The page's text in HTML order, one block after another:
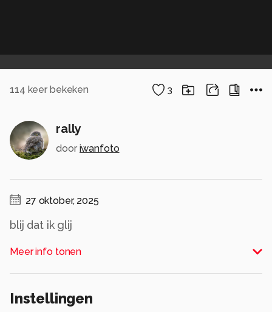
114 keer bekeken 3
rally
door iwanfoto
27 oktober, 2025
blij dat ik glij
Alle rechten voorbehouden
Meer info tonen
Instellingen